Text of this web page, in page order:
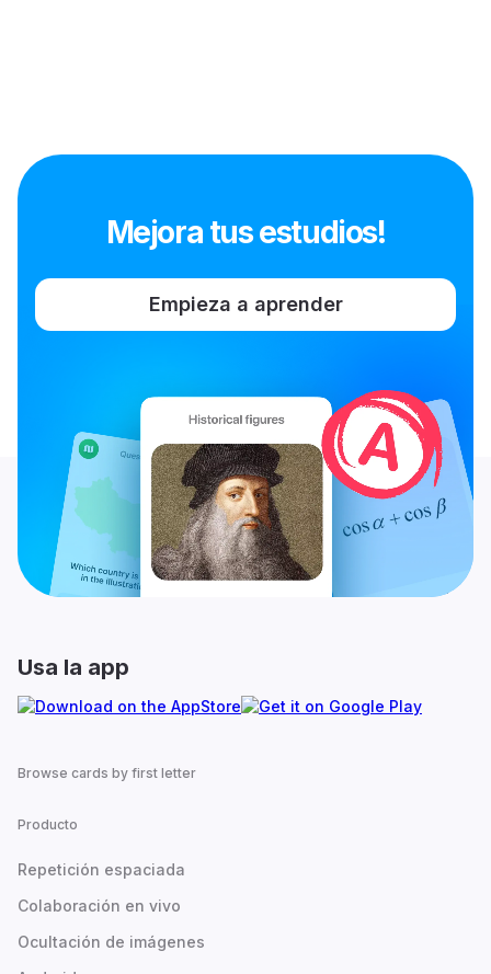
Mejora tus estudios!
Empieza a aprender
Usa la app
Browse cards by first letter
Producto
Repetición espaciada
Colaboración en vivo
Ocultación de imágenes